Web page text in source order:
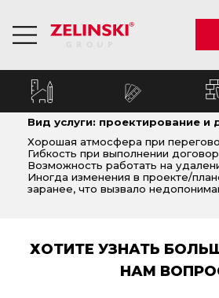
Вид услуги: проектирование и
Хорошая атмосфера при
Гибкость при выполнении
Возможность работать на
Иногда изменения в проекте/
заранее, что вызвало
ХОТИТЕ УЗНАТЬ
НАМ